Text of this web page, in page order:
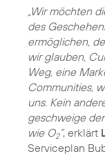
„Wir möchten
des
ermöglichen,
wir glauben,
Weg, eine
Communities,
uns. Kein
geschweige
wie O2“, erklärt
Serviceplan